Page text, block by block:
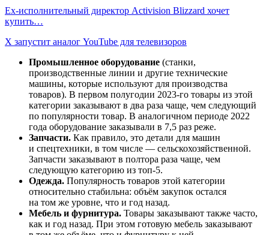
Ex-исполнительный директор Activision Blizzard хочет
купить…
X запустит аналог YouTube для телевизоров
Промышленное оборудование (станки,
производственные линии и другие технические
машины, которые используют для производства
товаров). В первом полугодии 2023-го товары из этой
категории заказывают в два раза чаще, чем следующий
по популярности товар. В аналогичном периоде 2022
года оборудование заказывали в 7,5 раз реже.
Запчасти. Как правило, это детали для машин
и спецтехники, в том числе — сельскохозяйственной.
Запчасти заказывают в полтора раза чаще, чем
следующую категорию из топ-5.
Одежда. Популярность товаров этой категории
относительно стабильна: объём закупок остался
на том же уровне, что и год назад.
Мебель и фурнитура. Товары заказывают также часто,
как и год назад. При этом готовую мебель заказывают